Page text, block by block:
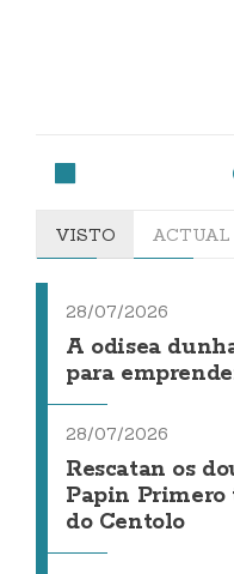
VISTO ACTUAL
28/07/2026
A odisea
para
28/07/2026
Rescatan os
Papin
do Centolo